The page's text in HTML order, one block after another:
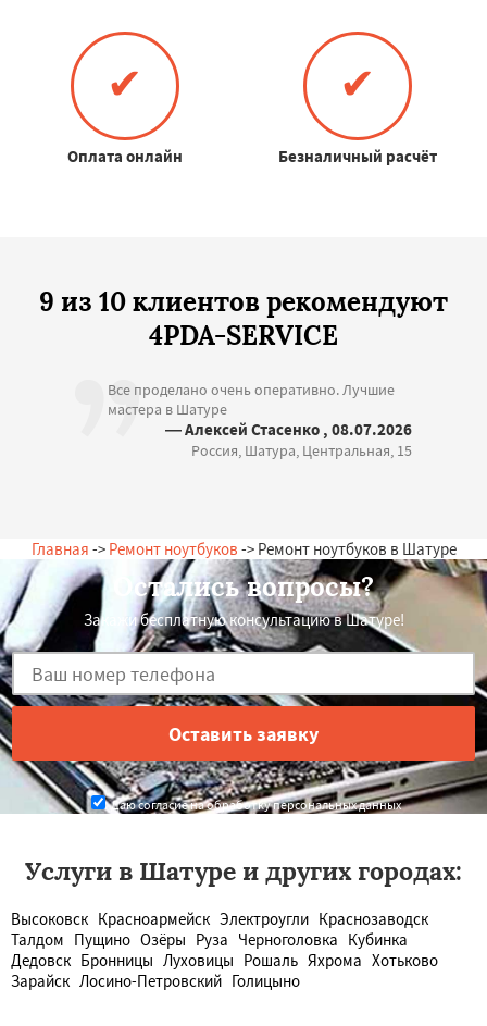
✔
Оплата онлайн
✔
Безналичный расчёт
9 из 10 клиентов рекомендуют
4PDA-SERVICE
Все проделано очень оперативно. Лучшие
мастера в Шатуре
— Алексей Стасенко , 08.07.2026
Россия, Шатура, Центральная, 15
Главная -> Ремонт ноутбуков -> Ремонт ноутбуков в Шатуре
Остались вопросы?
Закажи бесплатную консультацию в Шатуре!
Даю согласие на обработку персональных данных
Услуги в Шатуре и других городах:
Высоковск Красноармейск Электроугли Краснозаводск
Талдом Пущино Озёры Руза Черноголовка Кубинка
Дедовск Бронницы Луховицы Рошаль Яхрома Хотьково
Зарайск Лосино-Петровский Голицыно